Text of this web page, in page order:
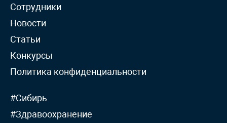
Сотрудники
Новости
Статьи
Конкурсы
Политика конфиденциальности
#Сибирь
#Здравоохранение